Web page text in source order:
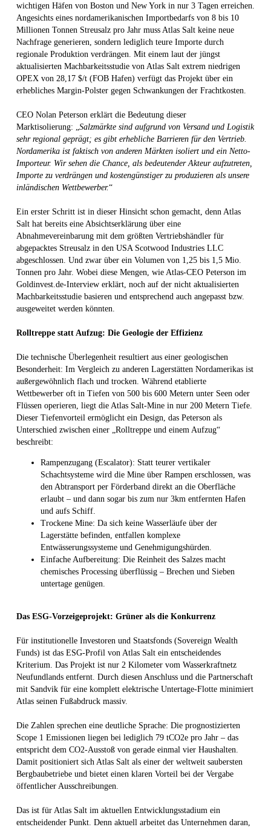
wichtigen Häfen von Boston und New York in nur 3 Tagen erreichen.
Angesichts eines nordamerikanischen Importbedarfs von 8 bis 10
Millionen Tonnen Streusalz pro Jahr muss Atlas Salt keine neue
Nachfrage generieren, sondern lediglich teure Importe durch
regionale Produktion verdrängen. Mit einem laut der jüngst
aktualisierten Machbarkeitsstudie von Atlas Salt extrem niedrigen
OPEX von 28,17 $/t (FOB Hafen) verfügt das Projekt über ein
erhebliches Margin-Polster gegen Schwankungen der Frachtkosten.
CEO Nolan Peterson erklärt die Bedeutung dieser
Marktisolierung: „ Salzmärkte sind aufgrund von Versand und Logistik
sehr regional geprägt; es gibt erhebliche Barrieren für den Vertrieb.
Nordamerika ist faktisch von anderen Märkten isoliert und ein Netto-
Importeur. Wir sehen die Chance, als bedeutender Akteur aufzutreten,
Importe zu verdrängen und kostengünstiger zu produzieren als unsere
inländischen Wettbewerber.“
Ein erster Schritt ist in dieser Hinsicht schon gemacht, denn Atlas
Salt hat bereits eine Absichtserklärung über eine
Abnahmevereinbarung mit dem größten Vertriebshändler für
abgepacktes Streusalz in den USA Scotwood Industries LLC
abgeschlossen. Und zwar über ein Volumen von 1,25 bis 1,5 Mio.
Tonnen pro Jahr. Wobei diese Mengen, wie Atlas-CEO Peterson im
Goldinvest.de-Interview erklärt, noch auf der nicht aktualisierten
Machbarkeitsstudie basieren und entsprechend auch angepasst bzw.
ausgeweitet werden könnten.
Rolltreppe statt Aufzug: Die Geologie der Effizienz
Die technische Überlegenheit resultiert aus einer geologischen
Besonderheit: Im Vergleich zu anderen Lagerstätten Nordamerikas ist
außergewöhnlich flach und trocken. Während etablierte
Wettbewerber oft in Tiefen von 500 bis 600 Metern unter Seen oder
Flüssen operieren, liegt die Atlas Salt-Mine in nur 200 Metern Tiefe.
Dieser Tiefenvorteil ermöglicht ein Design, das Peterson als
Unterschied zwischen einer „Rolltreppe und einem Aufzug“
beschreibt:
Rampenzugang (Escalator): Statt teurer vertikaler
Schachtsysteme wird die Mine über Rampen erschlossen, was
den Abtransport per Förderband direkt an die Oberfläche
erlaubt – und dann sogar bis zum nur 3km entfernten Hafen
und aufs Schiff.
Trockene Mine: Da sich keine Wasserläufe über der
Lagerstätte befinden, entfallen komplexe
Entwässerungssysteme und Genehmigungshürden.
Einfache Aufbereitung: Die Reinheit des Salzes macht
chemisches Processing überflüssig – Brechen und Sieben
untertage genügen.
Das ESG-Vorzeigeprojekt: Grüner als die Konkurrenz
Für institutionelle Investoren und Staatsfonds (Sovereign Wealth
Funds) ist das ESG-Profil von Atlas Salt ein entscheidendes
Kriterium. Das Projekt ist nur 2 Kilometer vom Wasserkraftnetz
Neufundlands entfernt. Durch diesen Anschluss und die Partnerschaft
mit Sandvik für eine komplett elektrische Untertage-Flotte minimiert
Atlas seinen Fußabdruck massiv.
Die Zahlen sprechen eine deutliche Sprache: Die prognostizierten
Scope 1 Emissionen liegen bei lediglich 79 tCO2e pro Jahr – das
entspricht dem CO2-Ausstoß von gerade einmal vier Haushalten.
Damit positioniert sich Atlas Salt als einer der weltweit saubersten
Bergbaubetriebe und bietet einen klaren Vorteil bei der Vergabe
öffentlicher Ausschreibungen.
Das ist für Atlas Salt im aktuellen Entwicklungsstadium ein
entscheidender Punkt. Denn aktuell arbeitet das Unternehmen daran,